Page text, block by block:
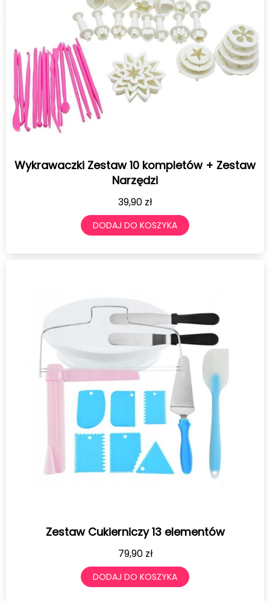
Wykrawaczki Zestaw 10 kompletów + Zestaw
Narzędzi
39,90 zł
DODAJ DO KOSZYKA
Zestaw Cukierniczy 13 elementów
79,90 zł
DODAJ DO KOSZYKA